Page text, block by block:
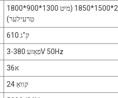
1800*900*1300 מ״מ/2500*1500*1850 (מיט
טרעילער)
610 ק"ג
3-פאַזע 380V 50Hz
36א
24 קוואַ